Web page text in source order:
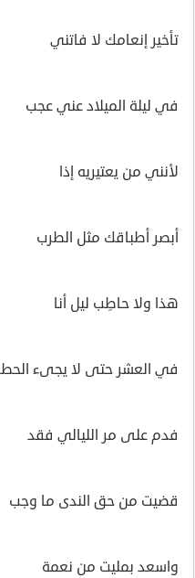
تأخير إنعامك لا فاتني
في ليلة الميلاد عني عجب
لأنني من يعتيريه إذا
أبصر أطباقك مثل الطرب
هذا ولا حاطِب ليل أنا
في العشر حتى لا يجىء
فدم على مر الليالي فقد
قضيت من حق الندى ما وجب
واسعد بمليت من نعمة